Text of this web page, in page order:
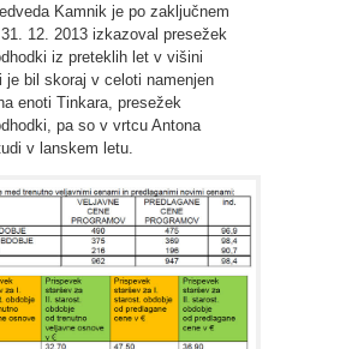
Kamnik je po zaključnem
12. 2013 izkazoval presežek
iz preteklih let v višini
je bil skoraj v celoti namenjen
enoti Tinkara, presežek
pa so v vrtcu Antona
v lanskem letu.